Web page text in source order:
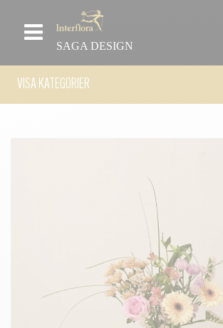
SAGA DESIGN
VISA KATEGORIER